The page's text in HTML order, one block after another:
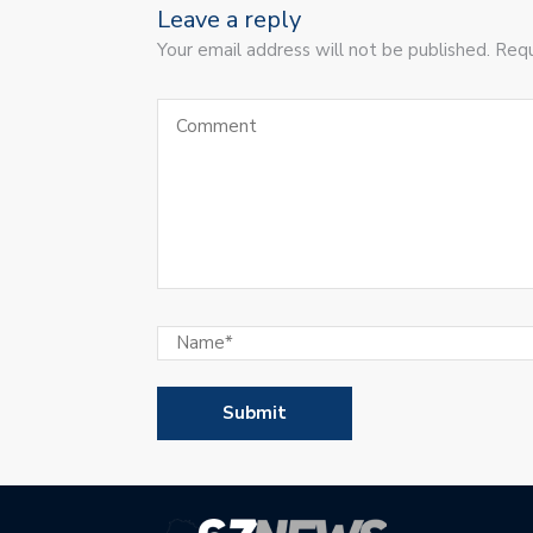
Leave a reply
Your email address will not be published.